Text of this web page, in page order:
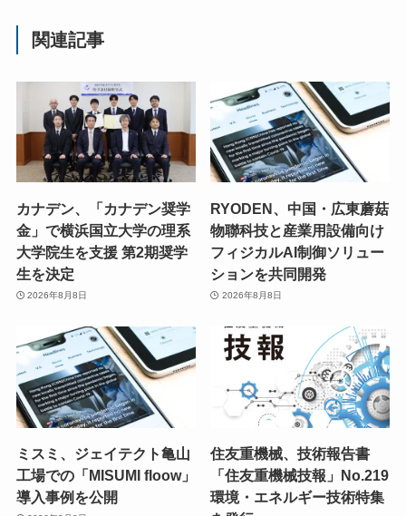
関連記事
カナデン、「カナデン奨学
金」で横浜国立大学の理系
大学院生を支援 第2期奨学
生を決定
2026年8月8日
RYODEN、中国・広東蘑菇
物聯科技と産業用設備向け
フィジカルAI制御ソリュー
ションを共同開発
2026年8月8日
ミスミ、ジェイテクト亀山
工場での「MISUMI floow」
導入事例を公開
住友重機械、技術報告書
「住友重機械技報」No.219
環境・エネルギー技術特集